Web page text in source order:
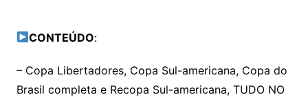
CONTEÚDO:
– Copa Libertadores, Copa Sul-americana, Copa do
Brasil completa e Recopa Sul-americana, TUDO NO